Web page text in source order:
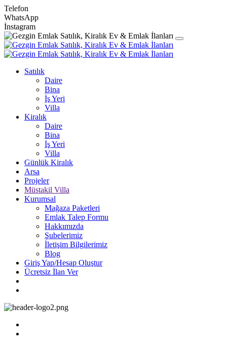
Telefon
WhatsApp
İnstagram
Satılık
Daire
Bina
İş Yeri
Villa
Kiralık
Daire
Bina
İş Yeri
Villa
Günlük Kiralık
Arsa
Projeler
Müstakil Villa
Kurumsal
Mağaza Paketleri
Emlak Talep Formu
Hakkımızda
Şubelerimiz
İletişim Bilgilerimiz
Blog
Giriş Yap/Hesap Oluştur
Ücretsiz İlan Ver